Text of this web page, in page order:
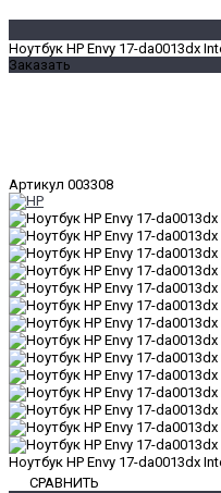
Ноутбук HP Envy 17-da0013dx
Заказать
Артикул 003308
Ноутбук HP Envy 17-da0013dx
СРАВНИТЬ